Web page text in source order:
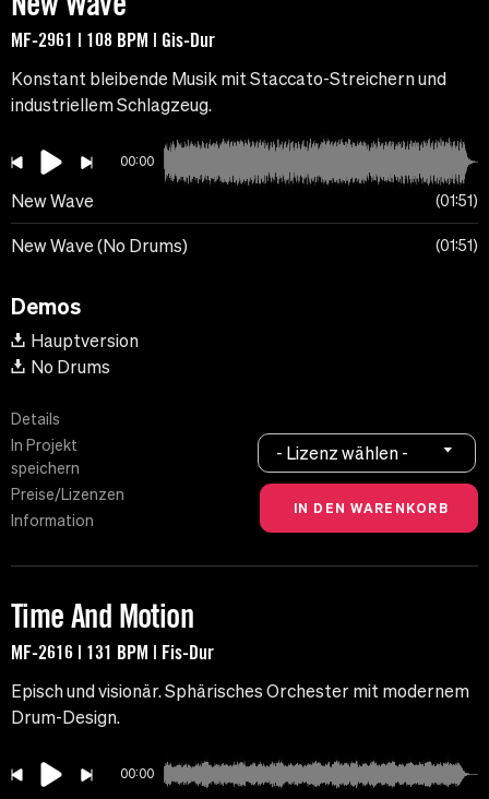
MF-2961 | 108 BPM | Gis-Dur
Konstant bleibende Musik mit Staccato-Streichern und
industriellem Schlagzeug.
00:00
New Wave 01:51
New Wave (No Drums) 01:51
Demos
Hauptversion
No Drums
Details
In Projekt
speichern
Preise/Lizenzen
Information
- Lizenz wählen -
Time And Motion
MF-2616 | 131 BPM | Fis-Dur
Episch und visionär. Sphärisches Orchester mit modernem
Drum-Design.
00:00